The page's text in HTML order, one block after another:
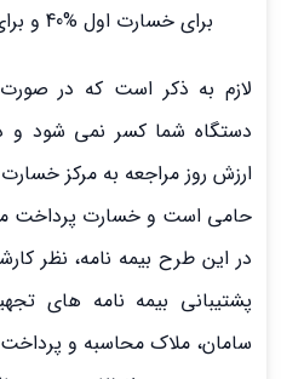
برای خسارت اول %40 و برای خسارت دوم 60% میباشد.
لازم به ذکر است که در
دستگاه شما کسر نمی شود و
ارزش روز مراجعه به مرکز
حامی است و خسارت پرداخت
در این طرح بیمه نامه، نظر
پشتیبانی بیمه نامه های
سامان، ملاک محاسبه و